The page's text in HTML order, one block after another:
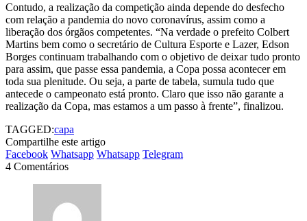
Contudo, a realização da competição ainda depende do desfecho
com relação a pandemia do novo coronavírus, assim como a
liberação dos órgãos competentes. “Na verdade o prefeito Colbert
Martins bem como o secretário de Cultura Esporte e Lazer, Edson
Borges continuam trabalhando com o objetivo de deixar tudo pronto
para assim, que passe essa pandemia, a Copa possa acontecer em
toda sua plenitude. Ou seja, a parte de tabela, sumula tudo que
antecede o campeonato está pronto. Claro que isso não garante a
realização da Copa, mas estamos a um passo à frente”, finalizou.
TAGGED:capa
Compartilhe este artigo
Facebook Whatsapp Whatsapp Telegram
4 Comentários